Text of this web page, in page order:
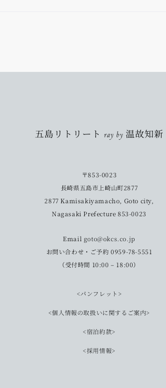
五島リトリート ray by 温故知新
〒853-0023
長崎県五島市上崎山町2877
2877 Kamisakiyamacho, Goto city,
Nagasaki Prefecture 853-0023
Email goto@okcs.co.jp
お問い合わせ・ご予約 0959-78-5551
（受付時間 10:00 – 18:00）
<パンフレット>
<個人情報の取扱いに関するご案内>
<宿泊約款>
<採用情報>